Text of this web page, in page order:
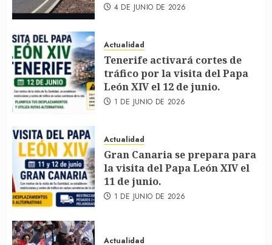
4 DE JUNIO DE 2026
Actualidad
Tenerife activará cortes de
tráfico por la visita del Papa
León XIV el 12 de junio.
1 DE JUNIO DE 2026
Actualidad
Gran Canaria se prepara para
la visita del Papa León XIV el
11 de junio.
1 DE JUNIO DE 2026
Actualidad